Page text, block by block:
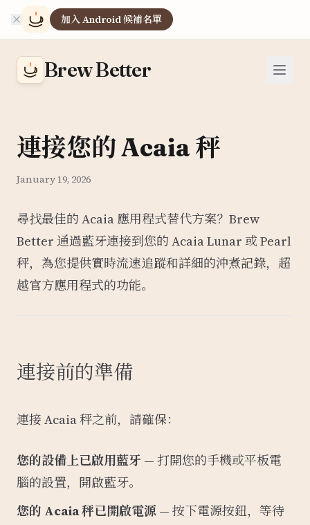
加入 Android 候補名單
Brew Better
連接您的 Acaia 秤
January 19, 2026
尋找最佳的 Acaia 應用程式替代方案？Brew
Better 通過藍牙連接到您的 Acaia Lunar 或 Pearl
秤，為您提供實時流速追蹤和詳細的沖煮記錄，超
越官方應用程式的功能。
連接前的準備
連接 Acaia 秤之前，請確保：
您的設備上已啟用藍牙 — 打開您的手機或平板電
腦的設置，開啟藍牙。
您的 Acaia 秤已開啟電源 — 按下電源按鈕，等待